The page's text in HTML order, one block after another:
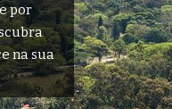
por
na sua